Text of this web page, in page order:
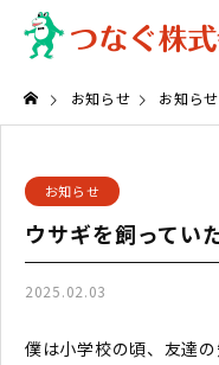
お知らせ お知らせ
お知らせ
ウサギを飼ってい
2025.02.03
僕は小学校の頃、友達